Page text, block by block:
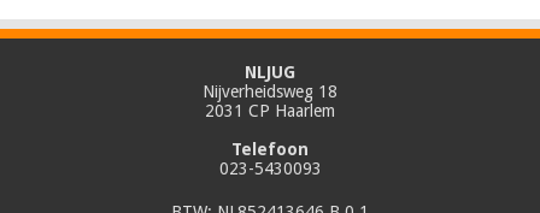
NLJUG
Nijverheidsweg 18
2031 CP Haarlem
Telefoon
023-5430093